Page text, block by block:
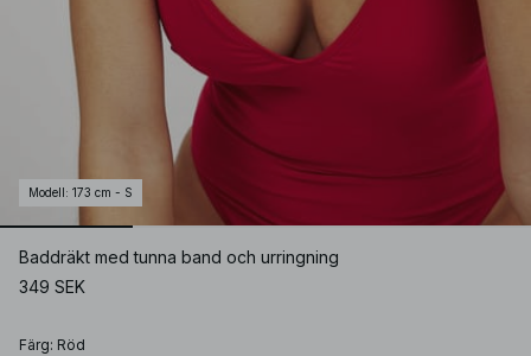
Modell : 173 cm - S
Baddräkt med tunna band och urringning
349 SEK
Färg: Röd